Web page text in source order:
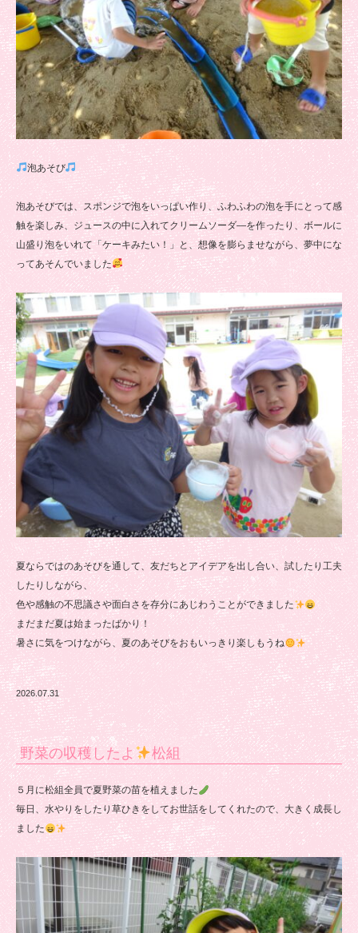
泡あそび
泡あそびでは、スポンジで泡をいっぱい作り、ふわふわの泡を手にとって感
触を楽しみ、ジュースの中に入れてクリームソーダ―を作ったり、ボールに
山盛り泡をいれて「ケーキみたい！」と、想像を膨らませながら、夢中にな
ってあそんでいました
夏ならではのあそびを通して、友だちとアイデアを出し合い、試したり工夫
したりしながら、
色や感触の不思議さや面白さを存分にあじわうことができました
まだまだ夏は始まったばかり！
暑さに気をつけながら、夏のあそびをおもいっきり楽しもうね
2026.07.31
野菜の収穫したよ 松組
５月に松組全員で夏野菜の苗を植えました
毎日、水やりをしたり草ひきをしてお世話をしてくれたので、大きく成長し
ました